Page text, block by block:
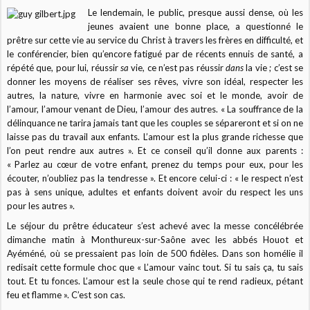
Le lendemain, le public, presque aussi dense, où les
jeunes avaient une bonne place, a questionné le
prêtre sur cette vie au service du Christ à travers les frères en difficulté, et
le conférencier, bien qu’encore fatigué par de récents ennuis de santé, a
répété que, pour lui, réussirsa vie, ce n’est pas réussirdansla vie ; c’est se
donner les moyens de réaliser ses rêves, vivre son idéal, respecter les
autres, la nature, vivre en harmonie avec soi et le monde, avoir de
l’amour, l’amour venant de Dieu, l’amour des autres. « La souffrance de la
délinquance ne tarira jamais tant que les couples se sépareront et si on ne
laisse pas du travail aux enfants. L’amour est la plus grande richesse que
l’on peut rendre aux autres ». Et ce conseil qu’il donne aux parents :
« Parlez au cœur de votre enfant, prenez du temps pour eux, pour les
écouter, n’oubliez pas la tendresse ». Et encore celui-ci : « le respect n’est
pas à sens unique, adultes et enfants doivent avoir du respect les uns
pour les autres ».
Le séjour du prêtre éducateur s’est achevé avec la messe concélébrée
dimanche matin à Monthureux-sur-Saône avec les abbés Houot et
Ayéméné, où se pressaient pas loin de 500 fidèles. Dans son homélie il
redisait cette formule choc que « L’amour vainc tout. Si tu sais ça, tu sais
tout. Et tu fonces. L’amour est la seule chose qui te rend radieux, pétant
feu et flamme ». C’est son cas.